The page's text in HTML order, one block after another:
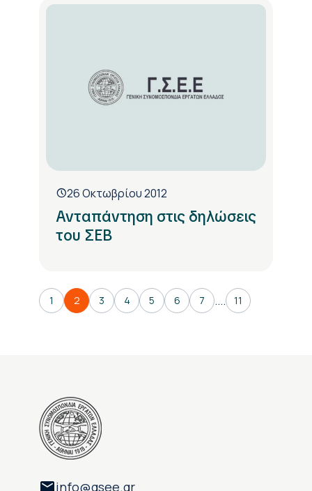
26 Οκτωβρίου 2012
Ανταπάντηση στις δηλώσεις
του ΣΕΒ
1 2 3 4 5 6 7 .... 11
info@gsee.gr